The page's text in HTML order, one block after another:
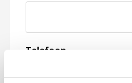
Telefoon